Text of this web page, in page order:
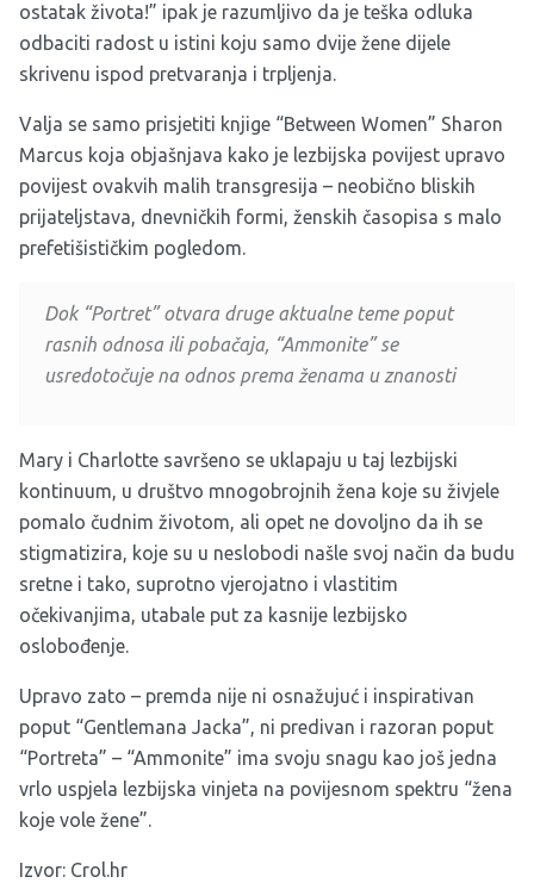
ostatak života!” ipak je razumljivo da je teška odluka
odbaciti radost u istini koju samo dvije žene dijele
skrivenu ispod pretvaranja i trpljenja.
Valja se samo prisjetiti knjige “Between Women” Sharon
Marcus koja objašnjava kako je lezbijska povijest upravo
povijest ovakvih malih transgresija – neobično bliskih
prijateljstava, dnevničkih formi, ženskih časopisa s malo
prefetišističkim pogledom.
Dok “Portret” otvara druge aktualne teme poput
rasnih odnosa ili pobačaja, “Ammonite” se
usredotočuje na odnos prema ženama u znanosti
Mary i Charlotte savršeno se uklapaju u taj lezbijski
kontinuum, u društvo mnogobrojnih žena koje su živjele
pomalo čudnim životom, ali opet ne dovoljno da ih se
stigmatizira, koje su u neslobodi našle svoj način da budu
sretne i tako, suprotno vjerojatno i vlastitim
očekivanjima, utabale put za kasnije lezbijsko
oslobođenje.
Upravo zato – premda nije ni osnažujuć i inspirativan
poput “Gentlemana Jacka”, ni predivan i razoran poput
“Portreta” – “Ammonite” ima svoju snagu kao još jedna
vrlo uspjela lezbijska vinjeta na povijesnom spektru “žena
koje vole žene”.
Izvor: Crol.hr